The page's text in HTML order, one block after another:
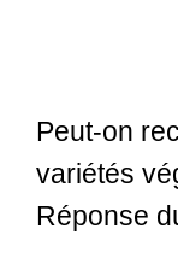
Peut-on
variétés
Réponse